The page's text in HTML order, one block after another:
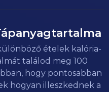
ételek kalória-
találod meg 100
hogy pontosabban
hogyan illeszkednek a